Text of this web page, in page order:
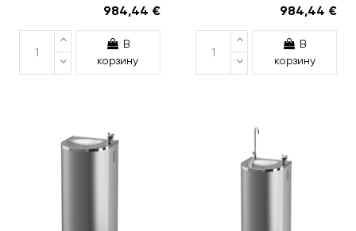
984,44 €
В
корзину
984,44 €
В
корзину